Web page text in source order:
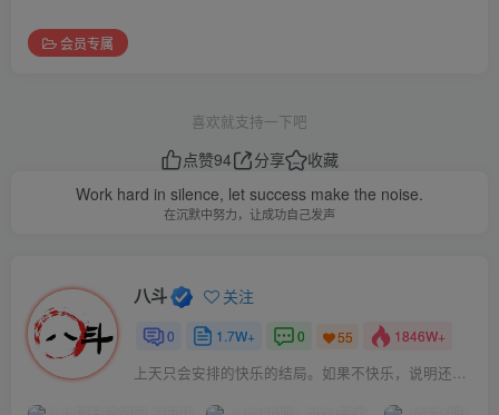
会员专属
喜欢就支持一下吧
点赞94 分享
收藏
Work hard in silence, let success make the noise.
在沉默中努力，让成功自己发声
八斗 关注
0 1.7W+ 0 55 1846W+
上天只会安排的快乐的结局。如果不快乐，说明还不是最后结局